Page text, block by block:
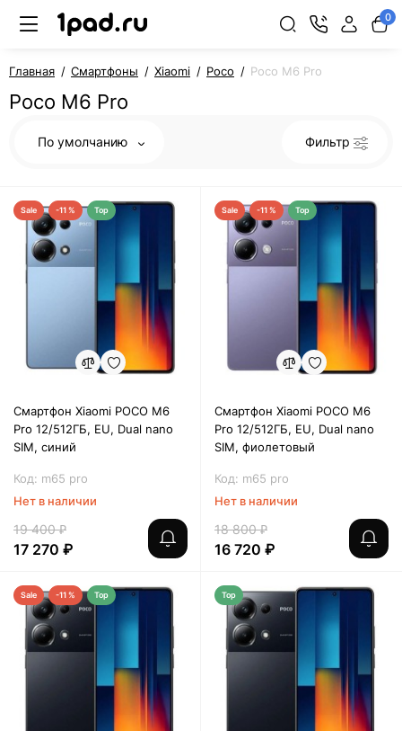
0
Главная Смартфоны Xiaomi Poco Poco M6 Pro
Poco M6 Pro
По умолчанию Фильтр
Sale -11 % Top
Смартфон Xiaomi POCO M6
Pro 12/512ГБ, EU, Dual nano
SIM, синий
Код: m65 pro
Нет в наличии
19 400 ₽
17 270 ₽
Sale -11 % Top
Смартфон Xiaomi POCO M6
Pro 12/512ГБ, EU, Dual nano
SIM, фиолетовый
Код: m65 pro
Нет в наличии
18 800 ₽
16 720 ₽
Sale -11 % Top Top